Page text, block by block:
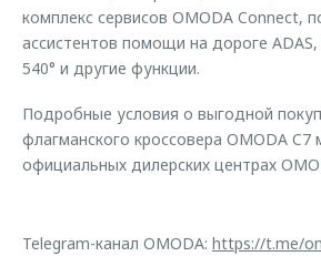
комплекс сервисов OMODA Connect,
ассистентов помощи на дороге
540° и другие функции.
Подробные условия о выгодной
флагманского кроссовера OMODA
официальных дилерских центрах
Telegram-канал OMODA: https://t.me/